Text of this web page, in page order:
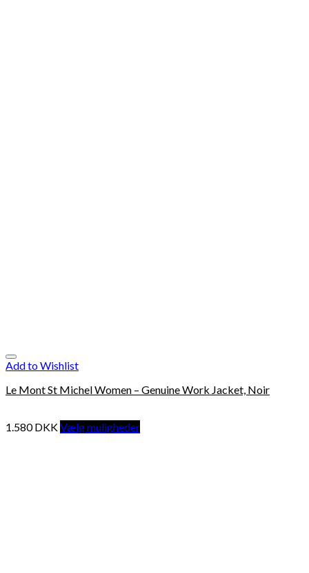
Add to Wishlist
Le Mont St Michel Women – Genuine Work Jacket, Noir
1.580DKKVælg muligheder